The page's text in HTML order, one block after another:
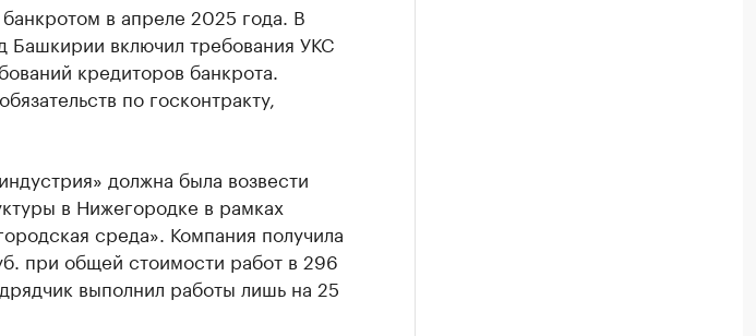
в апреле 2025 года. В
включил требования УКС
кредиторов банкрота.
по госконтракту,
должна была возвести
в Нижегородке в рамках
среда». Компания получила
при общей стоимости работ в 296
выполнил работы лишь на 25